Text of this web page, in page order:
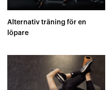
Alternativ träning för en
löpare